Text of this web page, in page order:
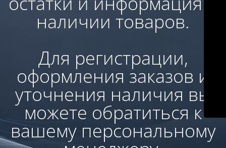
наличии товаров.
Для регистрации,
оформления заказов и
уточнения наличия вы
можете обратиться к
вашему персональному